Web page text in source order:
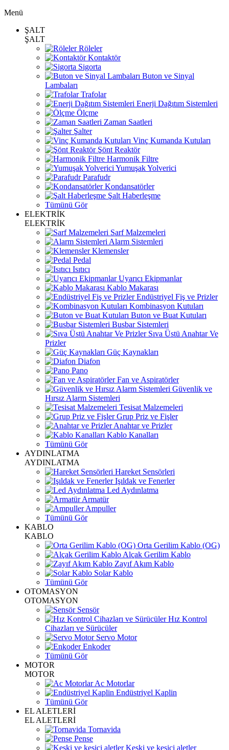
Menü
ŞALT
ŞALT
Röleler
Kontaktör
Sigorta
Buton ve Sinyal
Lambaları
Trafolar
Enerji Dağıtım Sistemleri
Ölçme
Zaman Saatleri
Şalter
Vinç Kumanda Kutuları
Şönt Reaktör
Harmonik Filtre
Yumuşak Yolverici
Parafudr
Kondansatörler
Şalt Haberleşme
Tümünü Gör
ELEKTRİK
ELEKTRİK
Sarf Malzemeleri
Alarm Sistemleri
Klemensler
Pedal
Isıtıcı
Uyarıcı Ekipmanlar
Kablo Makarası
Endüstriyel Fiş ve Prizler
Kombinasyon Kutuları
Buton ve Buat Kutuları
Busbar Sistemleri
Sıva Üstü Anahtar Ve
Prizler
Güç Kaynakları
Diafon
Pano
Fan ve Aspiratörler
Güvenlik ve
Hırsız Alarm Sistemleri
Tesisat Malzemeleri
Grup Priz ve Fişler
Anahtar ve Prizler
Kablo Kanalları
Tümünü Gör
AYDINLATMA
AYDINLATMA
Hareket Sensörleri
Işıldak ve Fenerler
Led Aydınlatma
Armatür
Ampuller
Tümünü Gör
KABLO
KABLO
Orta Gerilim Kablo (OG)
Alçak Gerilim Kablo
Zayıf Akım Kablo
Solar Kablo
Tümünü Gör
OTOMASYON
OTOMASYON
Sensör
Hız Kontrol
Cihazları ve Sürücüler
Servo Motor
Enkoder
Tümünü Gör
MOTOR
MOTOR
Ac Motorlar
Endüstriyel Kaplin
Tümünü Gör
EL ALETLERİ
EL ALETLERİ
Tornavida
Pense
Keski ve kesici aletler